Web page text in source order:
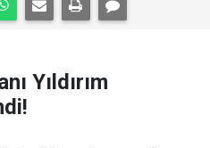
Yıldırım